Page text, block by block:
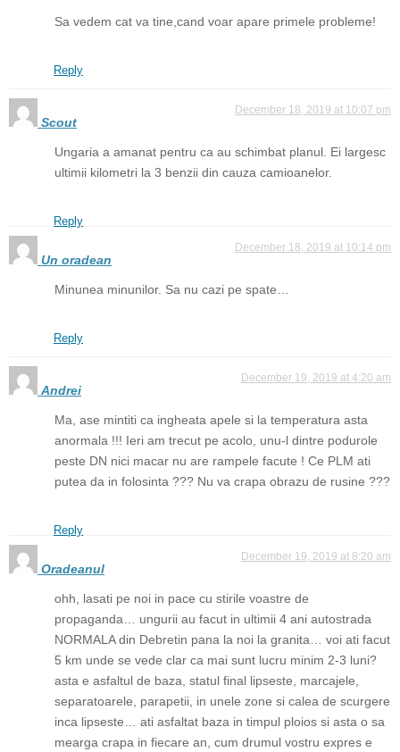
Sa vedem cat va tine,cand voar apare primele probleme!
Reply
Scout
December 18, 2019 at 10:07 pm
Ungaria a amanat pentru ca au schimbat planul. Ei largesc
ultimii kilometri la 3 benzii din cauza camioanelor.
Reply
Un oradean
December 18, 2019 at 10:14 pm
Minunea minunilor. Sa nu cazi pe spate…
Reply
Andrei
December 19, 2019 at 4:20 am
Ma, ase mintiti ca ingheata apele si la temperatura asta
anormala !!! Ieri am trecut pe acolo, unu-l dintre podurole
peste DN nici macar nu are rampele facute ! Ce PLM ati
putea da in folosinta ??? Nu va crapa obrazu de rusine ???
Reply
Oradeanul
December 19, 2019 at 8:20 am
ohh, lasati pe noi in pace cu stirile voastre de
propaganda… ungurii au facut in ultimii 4 ani autostrada
NORMALA din Debretin pana la noi la granita… voi ati facut
5 km unde se vede clar ca mai sunt lucru minim 2-3 luni?
asta e asfaltul de baza, statul final lipseste, marcajele,
separatoarele, parapetii, in unele zone si calea de scurgere
inca lipseste… ati asfaltat baza in timpul ploios si asta o sa
mearga crapa in fiecare an, cum drumul vostru expres e